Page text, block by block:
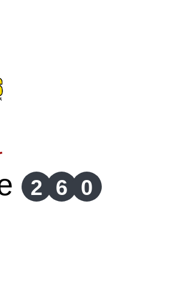
2 6 0